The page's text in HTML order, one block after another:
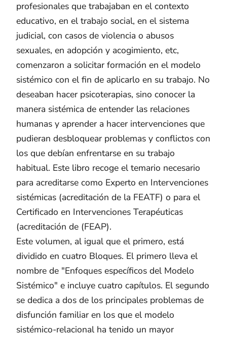
profesionales que trabajaban en el contexto
educativo, en el trabajo social, en el sistema
judicial, con casos de violencia o abusos
sexuales, en adopción y acogimiento, etc,
comenzaron a solicitar formación en el modelo
sistémico con el fin de aplicarlo en su trabajo. No
deseaban hacer psicoterapias, sino conocer la
manera sistémica de entender las relaciones
humanas y aprender a hacer intervenciones que
pudieran desbloquear problemas y conflictos con
los que debían enfrentarse en su trabajo
habitual. Este libro recoge el temario necesario
para acreditarse como Experto en Intervenciones
sistémicas (acreditación de la FEATF) o para el
Certificado en Intervenciones Terapéuticas
(acreditación de (FEAP).
Este volumen, al igual que el primero, está
dividido en cuatro Bloques. El primero lleva el
nombre de "Enfoques específicos del Modelo
Sistémico" e incluye cuatro capítulos. El segundo
se dedica a dos de los principales problemas de
disfunción familiar en los que el modelo
sistémico-relacional ha tenido un mayor